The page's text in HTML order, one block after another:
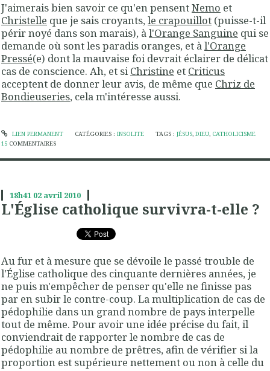
J'aimerais bien savoir ce qu'en pensentNemo et
Christelle que je sais croyants,le crapouillot (puisse-t-il
périr noyé dans son marais), àl'Orange Sanguine qui se
demande où sont les paradis oranges, et àl'Orange
Pressé(e) dont la mauvaise foi devrait éclairer de délicat
cas de conscience. Ah, et siChristine et Criticus
acceptent de donner leur avis, de même que Chriz de
Bondieuseries, cela m'intéresse aussi.
LIEN PERMANENT CATÉGORIES : INSOLITE TAGS :JÉSUS,DIEU, CATHOLICISME
15 COMMENTAIRES
18h41 02 avril 2010
L'Église catholique survivra-t-elle ?
Au fur et à mesure que se dévoile le passé trouble de
l'Église catholique des cinquante dernières années, je
ne puis m'empêcher de penser qu'elle ne finisse pas
par en subir le contre-coup. La multiplication de cas de
pédophilie dans un grand nombre de pays interpelle
tout de même. Pour avoir une idée précise du fait, il
conviendrait de rapporter le nombre de cas de
pédophilie au nombre de prêtres, afin de vérifier si la
proportion est supérieure nettement ou non à celle du